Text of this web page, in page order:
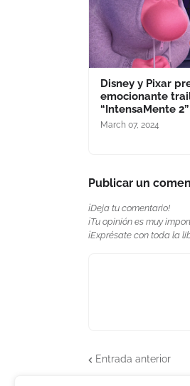
Disney y Pixar
emocionante
“IntensaMente 2”
March 07, 2024
Publicar un
¡Deja tu comentario!
¡Tu opinión es muy
¡Exprésate con toda la
Entrada anterior